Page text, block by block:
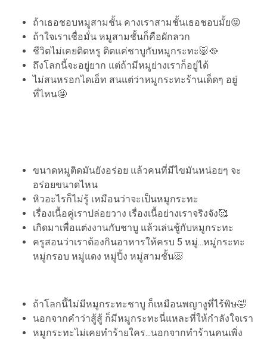
ถ้าเธอชอบหมูสามชั้น คางเราสามชั้นเธอชอบมั้ย😝
ถ้าใจเราเชื่อมั่น หมูสามชั้นก็คือผักลวก
ชีวิตไม่เคยติดหรู ติดแค่ชาบูกับหมูกระทะ🐷🥘
ถึงโลกนี้จะอยู่ยาก แต่ถ้ามีหมูย่างเราก็อยู่ได้
ไม่สนหรอกไดเอ็ท สนแต่ว่าหมูกระทะร้านเด็ดๆ อยู่
ที่ไหน🤩
ขนาดหมูติดมันยังอร่อย แล้วคนที่มีไขมันหน่อยๆ จะ
อร่อยขนาดไหน
หิวอะไรก็ไม่รู้ เหมือนว่าจะเป็นหมูกระทะ
เรื่องเนื้อคู่เราปล่อยวาง เรื่องเนื้อย่างเราจริงจัง🥰
เกิดมาเพื่อแต่งงานกับชาบู แล้วเล่นชู้กับหมูกระทะ
ครูสอนว่าเราต้องกินอาหารให้ครบ 5 หมู่...หมู่กระทะ
หมู่กรอบ หมู่แดง หมู่ปิ้ง หมู่สามชั้น🐷
ถ้าโลกนี้ไม่มีหมูกระทะชาบู ก็เหมือนพญางูที่ไร้พิษ🤣
นอกจากคำว่าสู้สู้ ก็มีหมูกระทะนี่แหละที่ให้กำลังใจเรา
หมูกระทะไม่เคยทำร้ายใคร...นอกจากทำร้านคนเพิ่ง